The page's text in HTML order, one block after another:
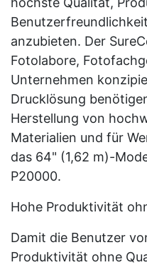
anzubieten. Der
Fotolabore,
Unternehmen
Drucklösung
Herstellung von
Materialien und für
das 64" (1,62 m)-
P20000.
Hohe Produktivität
Damit die Benutzer
Produktivität ohne